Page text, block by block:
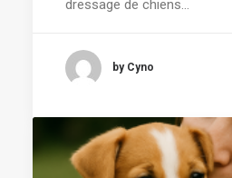
dressage de chiens…
by Cyno